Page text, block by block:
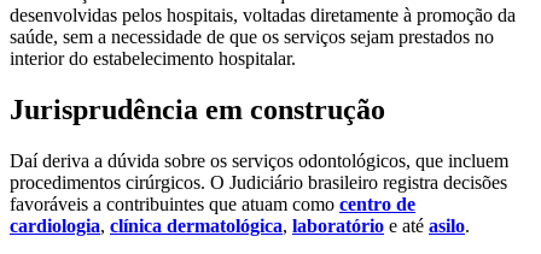
desenvolvidas pelos hospitais, voltadas diretamente à promoção da
saúde, sem a necessidade de que os serviços sejam prestados no
interior do estabelecimento hospitalar.
Jurisprudência em construção
Daí deriva a dúvida sobre os serviços odontológicos, que incluem
procedimentos cirúrgicos. O Judiciário brasileiro registra decisões
favoráveis a contribuintes que atuam como centro de
cardiologia, clínica dermatológica, laboratório e até asilo.